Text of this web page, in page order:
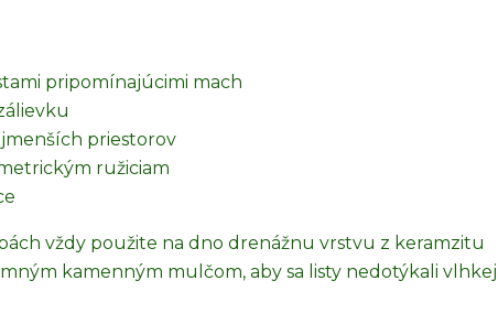
pripomínajúcimi mach
priestorov
ružiciam
vždy použite na dno drenážnu vrstvu z keramzitu
kamenným mulčom, aby sa listy nedotýkali vlhkej